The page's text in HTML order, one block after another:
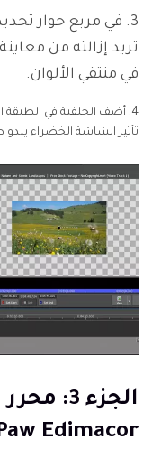
3. في مربع حوار
تريد إزالته من
في منتقي الألوان.
4. أضف الخلفية في الطبقة
تأثير الشاشة الخضراء يبدو
الجزء 3:
Edimacor